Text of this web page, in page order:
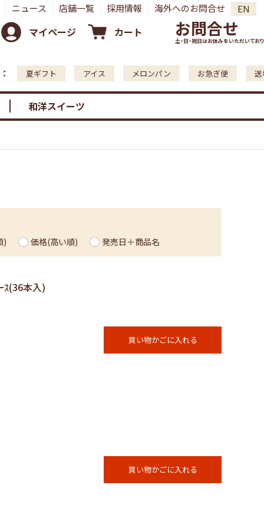
ニュース 店舗一覧 採用情報 海外へのお問合せ EN
マイページ カート お問合せ
土・日・祝日はお休みをいただいており
夏ギフト アイス メロンパン お急ぎ便
和洋スイーツ
) 価格(高い順) 発売日＋商品名
(36本入)
買い物かごに入れる
買い物かごに入れる